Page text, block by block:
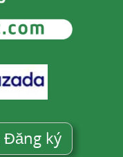
Đăng ký